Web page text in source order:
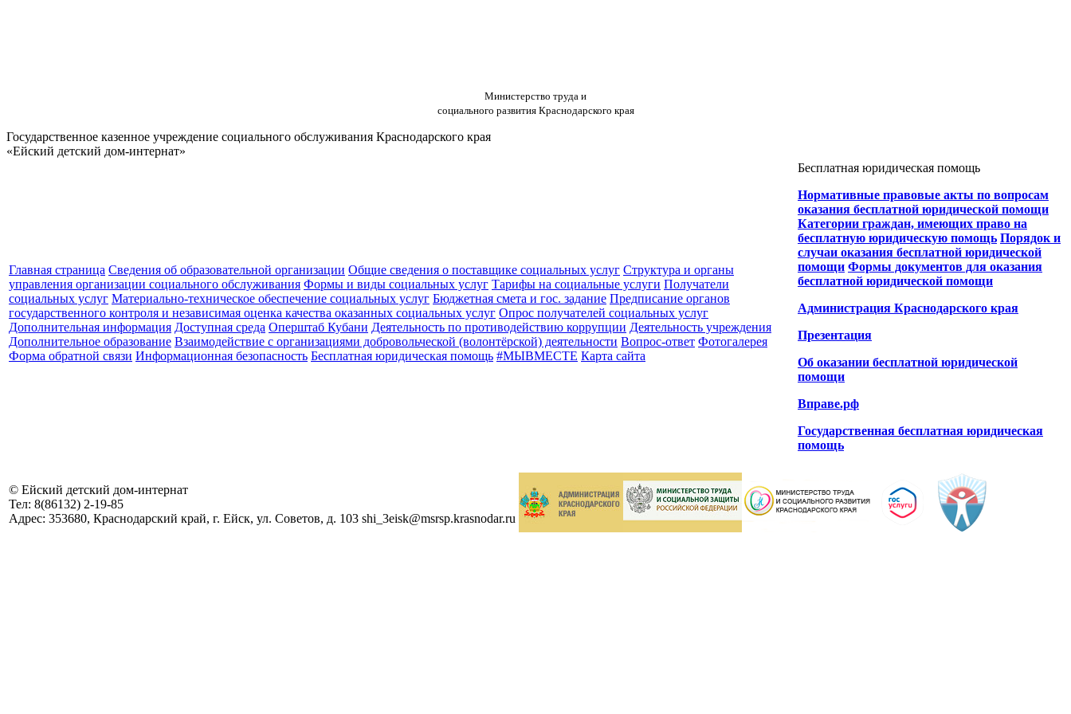
Министерство труда и
социального развития Краснодарского края
Государственное казенное учреждение социального обслуживания Краснодарского края
«Ейский детский дом-интернат»
Главная страница Сведения об образовательной организации Общие сведения о поставщике социальных услуг Структура и органы
управления организации социального обслуживания Формы и виды социальных услуг Тарифы на социальные услуги Получатели
социальных услуг Материально-техническое обеспечение социальных услуг Бюджетная смета и гос. задание Предписание органов
государственного контроля и независимая оценка качества оказанных социальных услуг Опрос получателей социальных услуг
Дополнительная информация Доступная среда Оперштаб Кубани Деятельность по противодействию коррупции Деятельность учреждения
Дополнительное образование Взаимодействие с организациями добровольческой (волонтёрской) деятельности Вопрос-ответ Фотогалерея
Форма обратной связи Информационная безопасность Бесплатная юридическая помощь #МЫВМЕСТЕ Карта сайта
Бесплатная юридическая помощь
Нормативные правовые акты по вопросам
оказания бесплатной юридической помощи
Категории граждан, имеющих право на
бесплатную юридическую помощь Порядок и
случаи оказания бесплатной юридической
помощи Формы документов для оказания
бесплатной юридической помощи
Администрация Краснодарского края
Презентация
Об оказании бесплатной юридической
помощи
Вправе.рф
Государственная бесплатная юридическая
помощь
© Ейский детский дом-интернат
Тел: 8(86132) 2-19-85
Адрес: 353680, Краснодарский край, г. Ейск, ул. Советов, д. 103 shi_3eisk@msrsp.krasnodar.ru